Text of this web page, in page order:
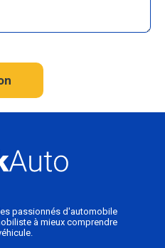
passionnés d'automobile
à mieux comprendre